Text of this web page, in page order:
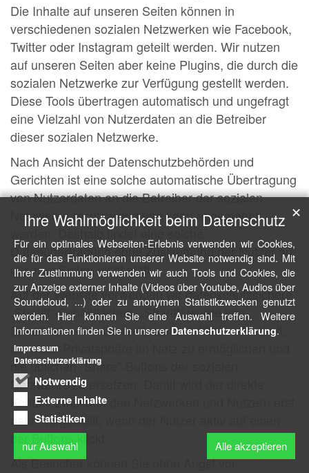
Die Inhalte auf unseren Seiten können in
verschiedenen sozialen Netzwerken wie Facebook,
Twitter oder Instagram geteilt werden. Wir nutzen
auf unseren Seiten aber keine Plugins, die durch die
sozialen Netzwerke zur Verfügung gestellt werden.
Diese Tools übertragen automatisch und ungefragt
eine Vielzahl von Nutzerdaten an die Betreiber
dieser sozialen Netzwerke.
Nach Ansicht der Datenschutzbehörden und
Gerichten ist eine solche automatische Übertragung
von Nutzerdaten an die Betreiber der sozialen
Netzwerke rechtswidrig und kann abgemahnt
werden. Deshalb findet eine solche
Datenübertragung ohne Zustimmung der Nutzer auf
unseren Seiten nicht statt.
Auf der Website verwenden wir datenschutzsichere
„Shariff“-Schaltflächen. „Shariff“ wurde von
Spezialisten der Computerzeitschrift c’t entwickelt,
um mehr Privatsphäre im Netz zu ermöglichen und
die üblichen “Share”-Buttons der sozialen
Netzwerke zu ersetzen. Damit wird der direkte
Kontakt zwischen den Netzwerken und Nutzern erst
dann hergestellt, wenn der Nutzer aktiv auf einen
der Buttons klickt.
Als Besucher können Sie ohne Angst vor
Ihre Wahlmöglichkeit beim Datenschutz
Für ein optimales Webseiten-Erlebnis verwenden wir Cookies,
die für das Funktionieren unserer Website notwendig sind. Mit
Ihrer Zustimmung verwenden wir auch Tools und Cookies, die
zur Anzeige externer Inhalte (Videos über Youtube, Audios über
Soundcloud, ...) oder zu anonymen Statistikzwecken genutzt
werden. Hier können Sie eine Auswahl treffen. Weitere
Informationen finden Sie in unserer Datenschutzerklärung.
Notwendig
Externe Inhalte
Statistiken
nur Auswahl Alle akzeptieren
✕
Impressum
Datenschutzerklärung